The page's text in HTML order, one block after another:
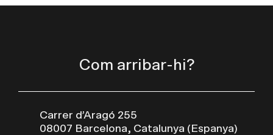
Com arribar-hi?
Carrer d’Aragó 255
08007 Barcelona, Catalunya (Espanya)